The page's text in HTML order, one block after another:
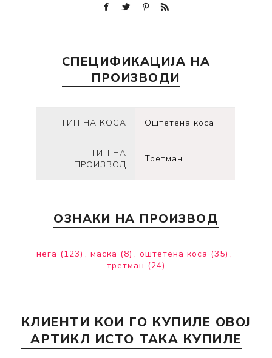
СПЕЦИФИКАЦИЈА НА
ПРОИЗВОДИ
ТИП НА КОСА Оштетена коса
ТИП НА
ПРОИЗВОД
Третман
ОЗНАКИ НА ПРОИЗВОД
нега (123) , маска (8) , оштетена коса (35) ,
третман (24)
КЛИЕНТИ КОИ ГО КУПИЛЕ ОВОЈ
АРТИКЛ ИСТО ТАКА КУПИЛЕ